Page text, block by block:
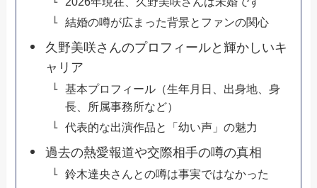
結婚の噂が広まった背景とファンの関心
久野美咲さんのプロフィールと輝かしいキ
ャリア
基本プロフィール（生年月日、出身地、身
長、所属事務所など）
代表的な出演作品と「幼い声」の魅力
過去の熱愛報道や交際相手の噂の真相
鈴木達央さんとの噂は事実ではなかった